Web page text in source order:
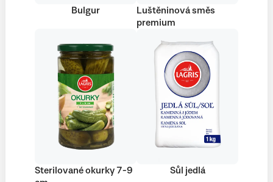
Bulgur
Luštěninová směs
premium
Sterilované okurky 7-9
Sůl jedlá